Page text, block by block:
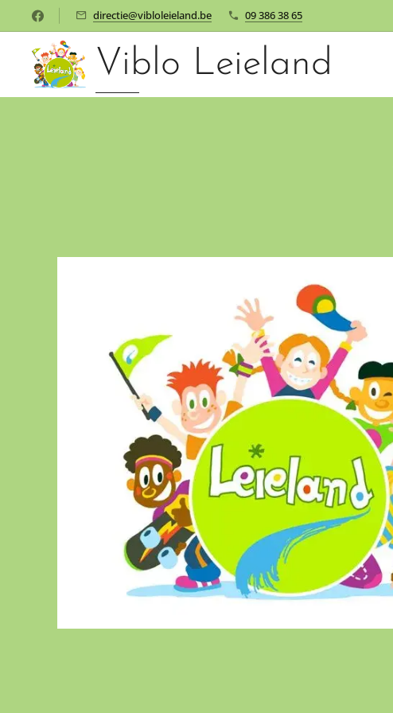
directie@vibloleieland.be 09 386 38 65
Viblo Leieland